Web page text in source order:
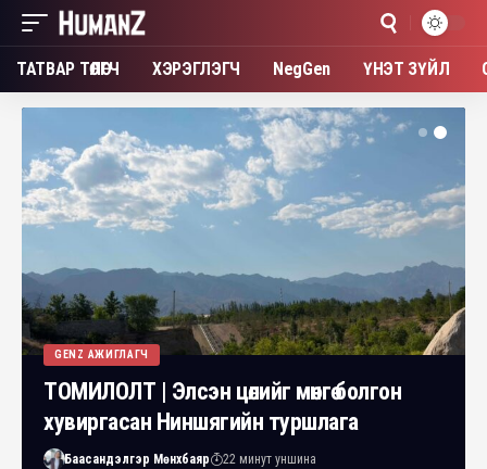
ТАТВАР ТӨЛӨГЧ ХЭРЭГЛЭГЧ NegGen ҮНЭТ ЗҮЙЛ
GENZ АЖИГЛАГЧ
ТОМИЛОЛТ | Элсэн цөлийг мөнгө болгон
хувиргасан Ниншягийн туршлага
Баасандэлгэр Мөнхбаяр 22 минут уншина